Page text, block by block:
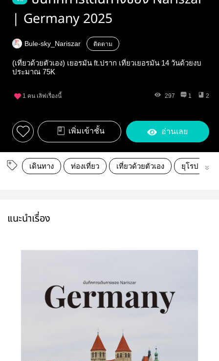
| Germany 2025
Bule-sky_Nariszar ติดตาม
(เที่ยวด้วยตัวเอง) เยอรมัน ft.ปราก เที่ยวเยอรมัน 14 วันด้วยงบ
ประมาณ 75K
1 คน เลิฟเรื่องนี้ 297 1 2
เพิ่มเข้าชั้น อ่านเลย
เดินทาง ท่องเที่ยว เที่ยวด้วยตัวเอง ยุโรป
แนะนำเรื่อง